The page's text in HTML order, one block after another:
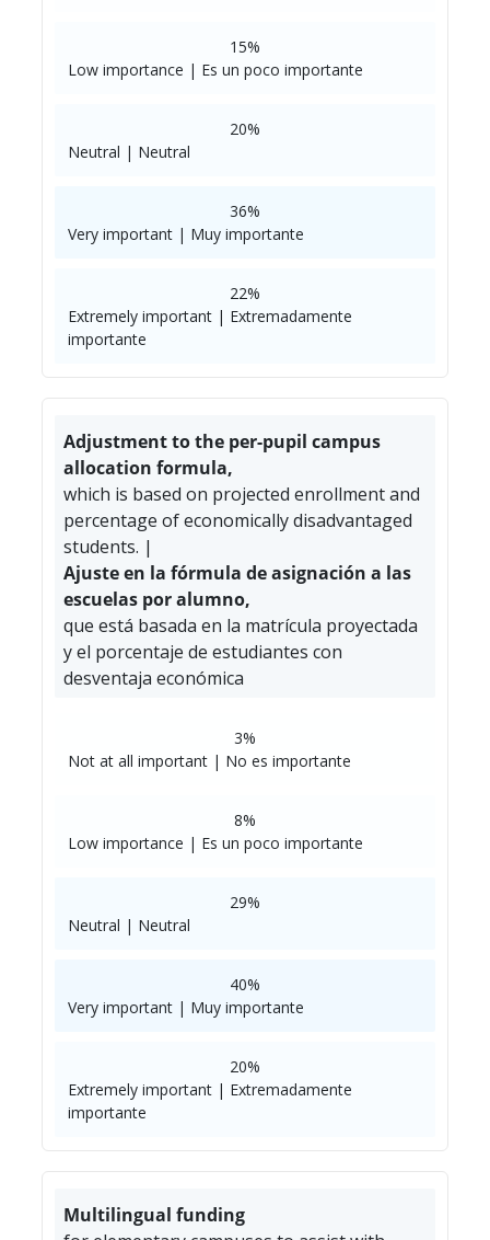
15%
Low importance | Es un poco importante
20%
Neutral | Neutral
36%
Very important | Muy importante
22%
Extremely important | Extremadamente
importante
Adjustment to the per-pupil campus
allocation formula,
which is based on projected enrollment and
percentage of economically disadvantaged
students. |
Ajuste en la fórmula de asignación a las
escuelas por alumno,
que está basada en la matrícula proyectada
y el porcentaje de estudiantes con
desventaja económica
3%
Not at all important | No es importante
8%
Low importance | Es un poco importante
29%
Neutral | Neutral
40%
Very important | Muy importante
20%
Extremely important | Extremadamente
importante
Multilingual funding